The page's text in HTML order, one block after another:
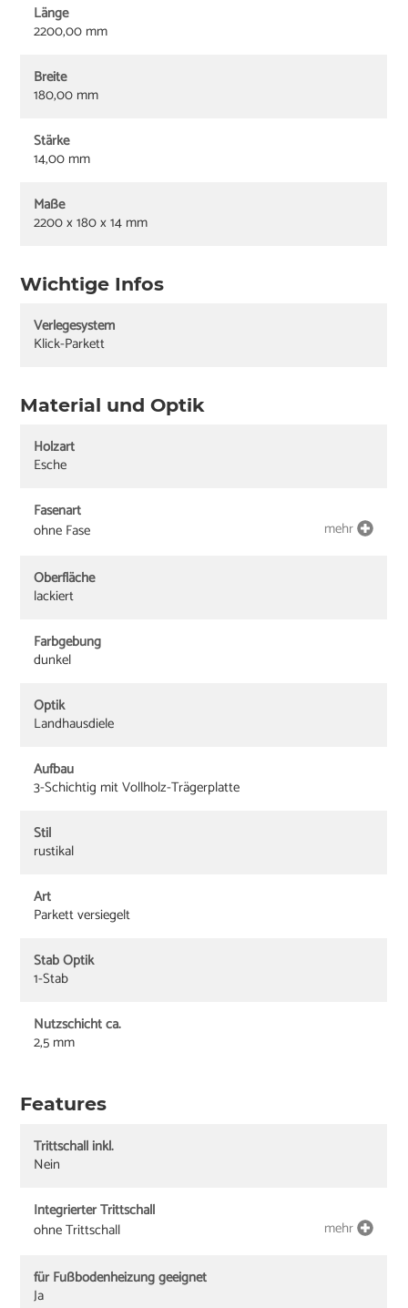
Länge
2200,00 mm
Breite
180,00 mm
Stärke
14,00 mm
Maße
2200 x 180 x 14 mm
Wichtige Infos
Verlegesystem
Klick-Parkett
Material und Optik
Holzart
Esche
Fasenart
ohne Fase
mehr
Oberfläche
lackiert
Farbgebung
dunkel
Optik
Landhausdiele
Aufbau
3-Schichtig mit Vollholz-Trägerplatte
Stil
rustikal
Art
Parkett versiegelt
Stab Optik
1-Stab
Nutzschicht ca.
2,5 mm
Features
Trittschall inkl.
Nein
Integrierter Trittschall
ohne Trittschall
mehr
für Fußbodenheizung geeignet
Ja